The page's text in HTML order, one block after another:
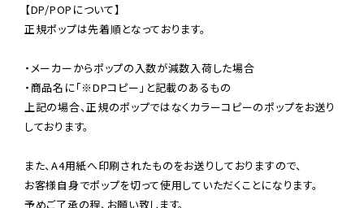
【DP/POPについて】
正規ポップは先着順となっております。
・メーカーからポップの入数が減数入荷した場合
・商品名に「※DPコピー」と記載のあるもの
上記の場合、正規のポップではなくカラーコピーのポップをお送り
しております。
また、A4用紙へ印刷されたものをお送りしておりますので、
お客様自身でポップを切って使用していただくことになります。
予めご了承の程、お願い致します。